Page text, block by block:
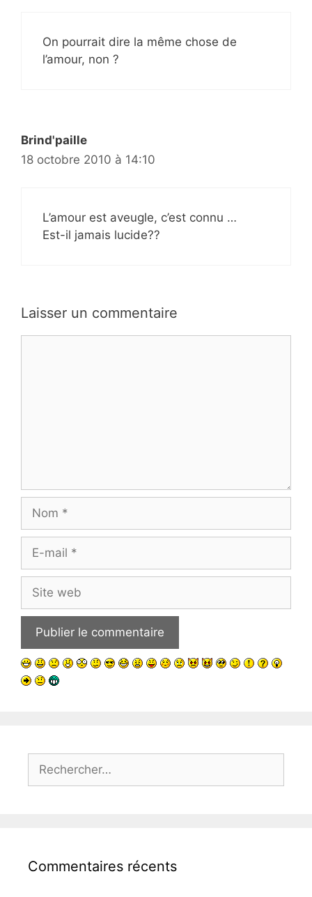
On pourrait dire la même chose de
l’amour, non ?
Brind'paille
18 octobre 2010 à 14:10
L’amour est aveugle, c’est connu …
Est-il jamais lucide??
Laisser un commentaire
mail
web
Commentaires récents